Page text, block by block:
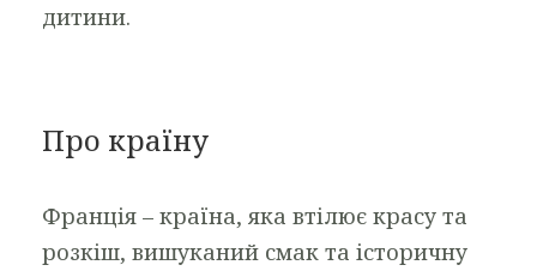
дитини.
Про країну
Франція – країна, яка втілює красу та
розкіш, вишуканий смак та історичну